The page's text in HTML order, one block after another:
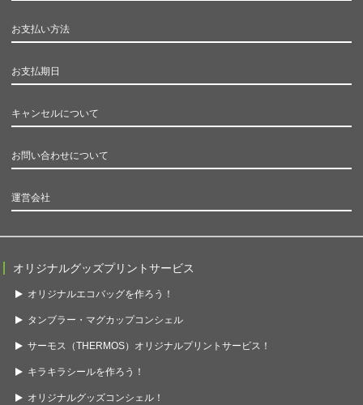
お支払い方法
お支払期日
キャンセルについて
お問い合わせについて
運営会社
オリジナルグッズプリントサービス
オリジナルエコバッグを作ろう！
タンブラー・マグカップコンシェル
サーモス（THERMOS）オリジナルプリントサービス！
キラキラシールを作ろう！
オリジナルグッズコンシェル！